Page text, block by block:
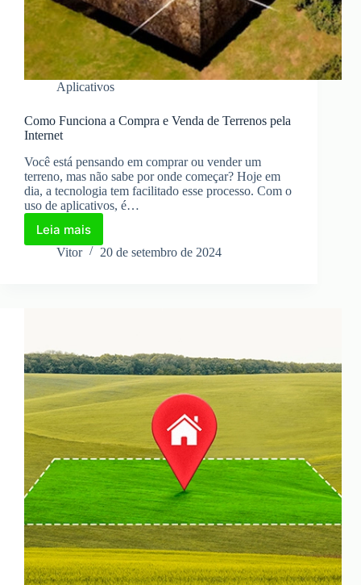
Aplicativos
Como Funciona a Compra e Venda de Terrenos pela
Internet
Você está pensando em comprar ou vender um
terreno, mas não sabe por onde começar? Hoje em
dia, a tecnologia tem facilitado esse processo. Com o
uso de aplicativos, é…
Leia mais
Como
Funciona
pela
Internet
Vitor 20 de setembro de 2024